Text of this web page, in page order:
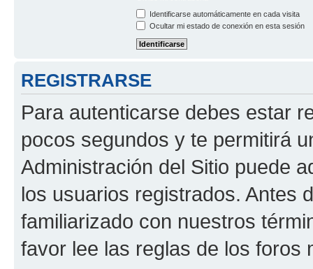
Identificarse automáticamente en cada visita
Ocultar mi estado de conexión en esta sesión
REGISTRARSE
Para autenticarse debes estar
pocos segundos y te permitirá
Administración del Sitio puede
los usuarios registrados. Antes
familiarizado con nuestros
favor lee las reglas de los foros